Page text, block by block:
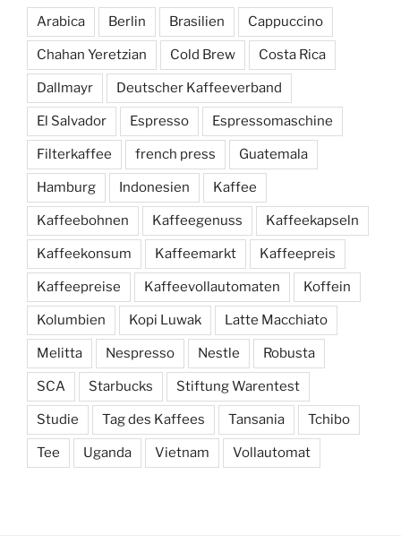
Arabica Berlin Brasilien Cappuccino
Chahan Yeretzian Cold Brew Costa Rica
Dallmayr Deutscher Kaffeeverband
El Salvador Espresso Espressomaschine
Filterkaffee french press Guatemala
Hamburg Indonesien Kaffee
Kaffeebohnen Kaffeegenuss Kaffeekapseln
Kaffeekonsum Kaffeemarkt Kaffeepreis
Kaffeepreise Kaffeevollautomaten Koffein
Kolumbien Kopi Luwak Latte Macchiato
Melitta Nespresso Nestle Robusta
SCA Starbucks Stiftung Warentest
Studie Tag des Kaffees Tansania Tchibo
Tee Uganda Vietnam Vollautomat